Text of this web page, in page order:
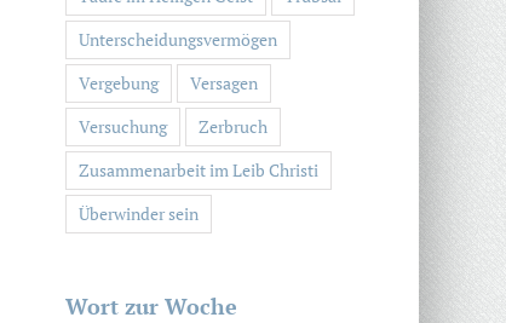
Unterscheidungsvermögen
Vergebung
Versagen
Versuchung
Zerbruch
Zusammenarbeit im Leib Christi
Überwinder sein
Wort zur Woche